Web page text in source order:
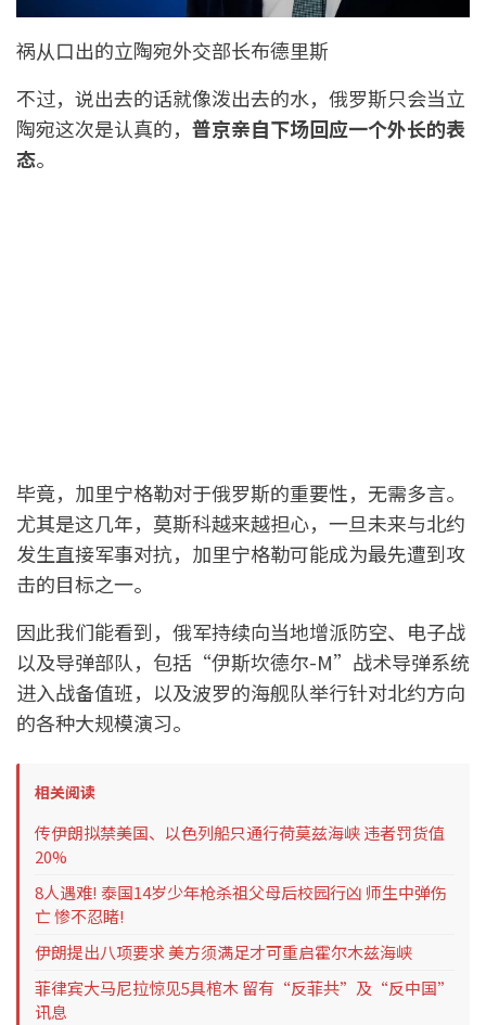
祸从口出的立陶宛外交部长布德里斯
不过，说出去的话就像泼出去的水，俄罗斯只会当立
陶宛这次是认真的， 普京亲自下场回应一个外长的表
态。
毕竟，加里宁格勒对于俄罗斯的重要性，无需多言。
尤其是这几年，莫斯科越来越担心，一旦未来与北约
发生直接军事对抗，加里宁格勒可能成为最先遭到攻
击的目标之一。
因此我们能看到，俄军持续向当地增派防空、电子战
以及导弹部队，包括“伊斯坎德尔-M”战术导弹系统
进入战备值班，以及波罗的海舰队举行针对北约方向
的各种大规模演习。
相关阅读
传伊朗拟禁美国、以色列船只通行荷莫兹海峡 违者罚货值
20%
8人遇难! 泰国14岁少年枪杀祖父母后校园行凶 师生中弹伤
亡 惨不忍睹!
伊朗提出八项要求 美方须满足才可重启霍尔木兹海峡
菲律宾大马尼拉惊见5具棺木 留有“反菲共”及“反中国”
讯息